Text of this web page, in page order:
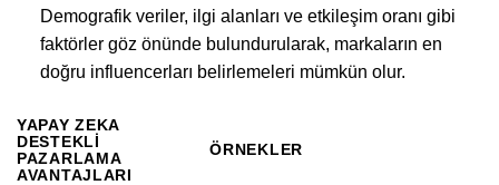
Demografik veriler, ilgi alanları ve etkileşim oranı gibi
faktörler göz önünde bulundurularak, markaların en
doğru influencerları belirlemeleri mümkün olur.
YAPAY ZEKA
DESTEKLI
PAZARLAMA
AVANTAJLARI
ÖRNEKLER